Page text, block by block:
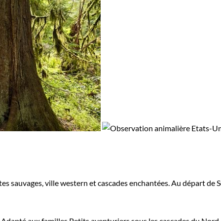
sauvages, ville western et cascades enchantées. Au départ